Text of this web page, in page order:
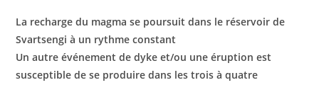
La recharge du magma se poursuit dans le réservoir de
Svartsengi à un rythme constant
Un autre événement de dyke et/ou une éruption est
susceptible de se produire dans les trois à quatre